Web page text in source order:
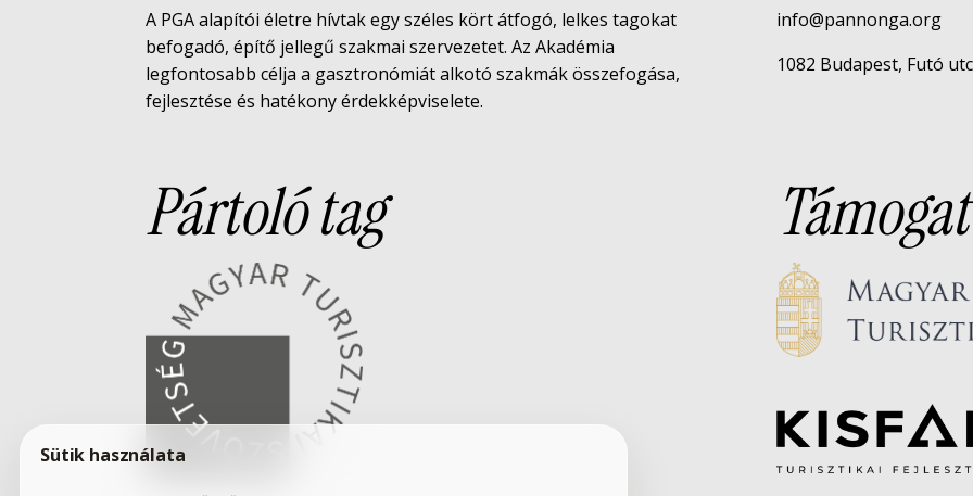
A PGA alapítói életre hívtak egy széles kört átfogó, lelkes tagokat
befogadó, építő jellegű szakmai szervezetet. Az Akadémia
legfontosabb célja a gasztronómiát alkotó szakmák összefogása,
fejlesztése és hatékony érdekképviselete.
info@pannonga.org
1082 Budapest, Futó
Pártoló tag
Sütik használata